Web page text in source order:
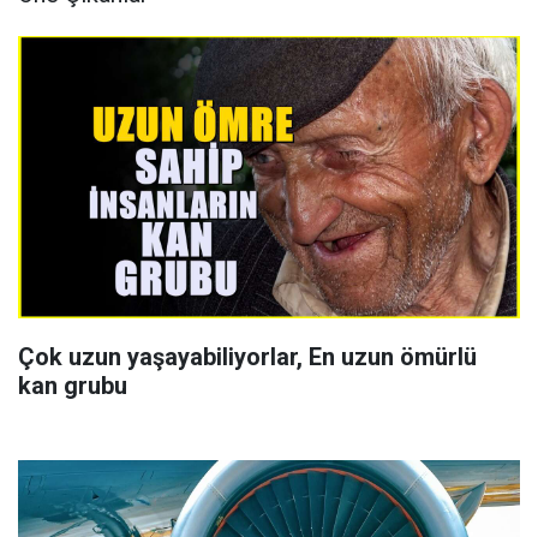
Çok uzun yaşayabiliyorlar, En uzun ömürlü
kan grubu